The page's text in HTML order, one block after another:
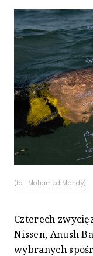
(fot. Mohamed Mahdy)
Czterech
Nissen, Anush
wybranych